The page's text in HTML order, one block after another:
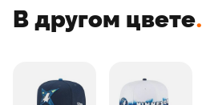
В другом цвете.